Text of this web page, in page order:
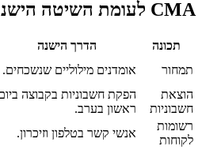
CMA לעומת השיטה הישנה ל-עובדי תחזוקה
תכונה הדרך הישנה
תמחור
אומדנים מילוליים שנשכחים.
הוצאת
חשבוניות
הפקת חשבוניות בקבוצה
ראשון בערב.
רשומות
לקוחות
אנשי קשר בטלפון וזיכרון.